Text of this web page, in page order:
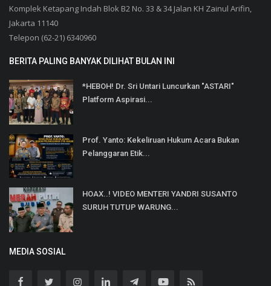
Komplek Ketapang Indah Blok B2 No. 33 & 34 Jalan KH Zainul Arifin,
Jakarta 11140
Telepon (62-21) 6340960
BERITA PALING BANYAK DILIHAT BULAN INI
*HEBOH! Dr. Sri Untari Luncurkan "ASTARI"
Platform Aspirasi...
Prof. Yanto: Kekeliruan Hukum Acara Bukan
Pelanggaran Etik...
HOAX..! VIDEO MENTERI YANDRI SUSANTO
SURUH TUTUP WARUNG...
MEDIA SOSIAL